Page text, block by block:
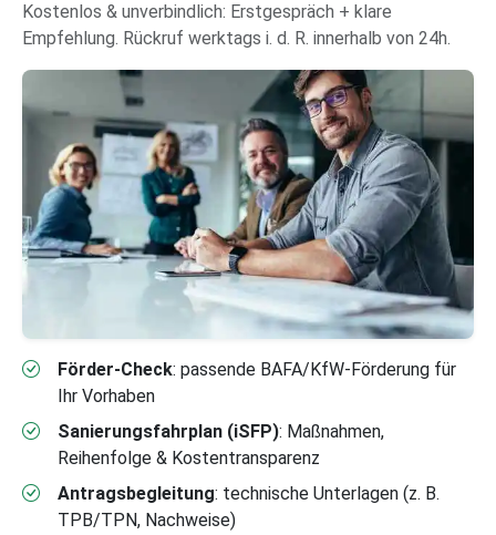
Kostenlos & unverbindlich: Erstgespräch + klare
Empfehlung. Rückruf werktags i. d. R. innerhalb von 24h.
Förder-Check: passende BAFA/KfW-Förderung für
Ihr Vorhaben
Sanierungsfahrplan (iSFP): Maßnahmen,
Reihenfolge & Kostentransparenz
Antragsbegleitung: technische Unterlagen (z. B.
TPB/TPN, Nachweise)